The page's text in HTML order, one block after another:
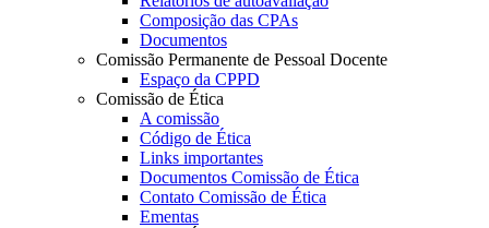
Composição das CPAs
Documentos
Comissão Permanente de Pessoal Docente
Espaço da CPPD
Comissão de Ética
A comissão
Código de Ética
Links importantes
Documentos Comissão de Ética
Contato Comissão de Ética
Ementas